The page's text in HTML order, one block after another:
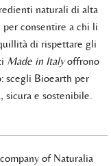
naturali di alta
per consentire a chi li
di rispettare gli
Made in Italyoffrono
scegli Bioearth per
sicura e sostenibile.
of Naturalia